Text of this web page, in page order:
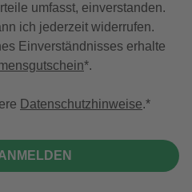
umfasst, einverstanden.
ich jederzeit widerrufen.
Einverständnisses erhalte
*.
Datenschutzhinweise.